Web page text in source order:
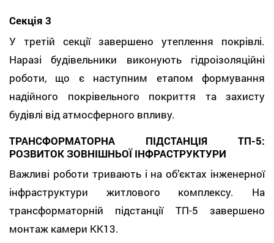
Секція 3
У третій секції завершено утеплення покрівлі.
Наразі будівельники виконують гідроізоляційні
роботи, що є наступним етапом формування
надійного покрівельного покриття та захисту
будівлі від атмосферного впливу.
ТРАНСФОРМАТОРНА ПІДСТАНЦІЯ ТП-5:
РОЗВИТОК ЗОВНІШНЬОЇ ІНФРАСТРУКТУРИ
Важливі роботи тривають і на об’єктах інженерної
інфраструктури житлового комплексу. На
трансформаторній підстанції ТП-5 завершено
монтаж камери КК13.